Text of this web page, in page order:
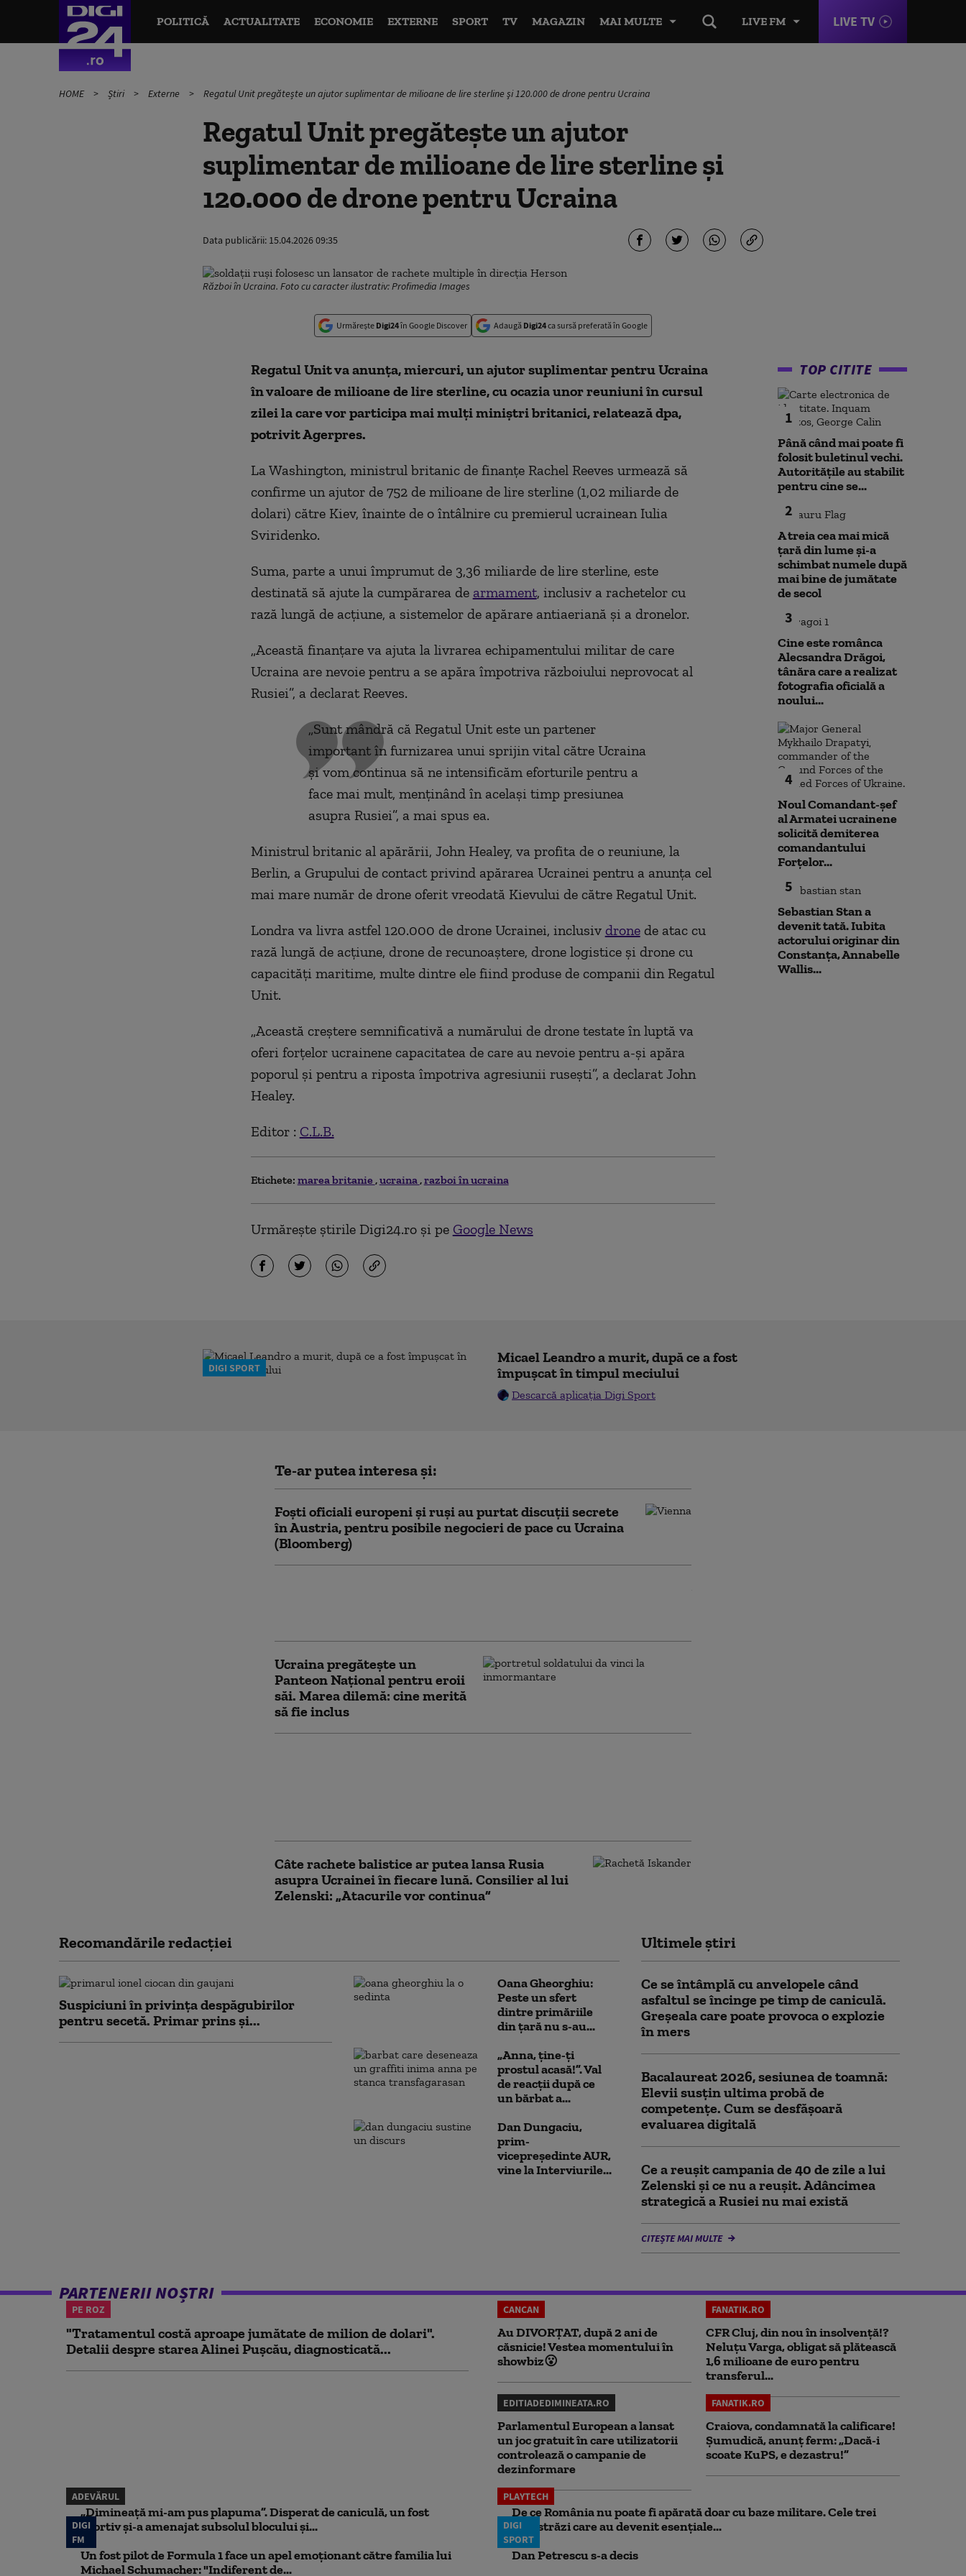
LIVE FM LIVE TV
POLITICĂ ACTUALITATE ECONOMIE EXTERNE SPORT TV MAGAZIN MAI MULTE
HOME Știri Externe Regatul Unit pregătește un ajutor suplimentar de milioane de lire sterline şi 120.000 de drone pentru Ucraina
Regatul Unit pregătește un ajutor
suplimentar de milioane de lire sterline şi
120.000 de drone pentru Ucraina
Data publicării: 15.04.2026 09:35
Război în Ucraina. Foto cu caracter ilustrativ: Profimedia Images
Urmărește Digi24în Google Discover Adaugă Digi24ca sursă preferată în Google
Regatul Unit va anunţa, miercuri, un ajutor suplimentar pentru Ucraina
în valoare de milioane de lire sterline, cu ocazia unor reuniuni în cursul
zilei la care vor participa mai mulţi miniştri britanici, relatează dpa,
potrivit Agerpres.
La Washington, ministrul britanic de finanţe Rachel Reeves urmează să
confirme un ajutor de 752 de milioane de lire sterline (1,02 miliarde de
dolari) către Kiev, înainte de o întâlnire cu premierul ucrainean Iulia
Sviridenko.
Suma, parte a unui împrumut de 3,36 miliarde de lire sterline, este
destinată să ajute la cumpărarea de armament, inclusiv a rachetelor cu
rază lungă de acţiune, a sistemelor de apărare antiaeriană şi a dronelor.
„Această finanţare va ajuta la livrarea echipamentului militar de care
Ucraina are nevoie pentru a se apăra împotriva războiului neprovocat al
Rusiei”, a declarat Reeves.
„Sunt mândră că Regatul Unit este un partener
important în furnizarea unui sprijin vital către Ucraina
şi vom continua să ne intensificăm eforturile pentru a
face mai mult, menţinând în acelaşi timp presiunea
asupra Rusiei”, a mai spus ea.
Ministrul britanic al apărării, John Healey, va profita de o reuniune, la
Berlin, a Grupului de contact privind apărarea Ucrainei pentru a anunţa cel
mai mare număr de drone oferit vreodată Kievului de către Regatul Unit.
Londra va livra astfel 120.000 de drone Ucrainei, inclusiv dronede atac cu
rază lungă de acţiune, drone de recunoaştere, drone logistice şi drone cu
capacităţi maritime, multe dintre ele fiind produse de companii din Regatul
Unit.
„Această creştere semnificativă a numărului de drone testate în luptă va
oferi forţelor ucrainene capacitatea de care au nevoie pentru a-şi apăra
poporul şi pentru a riposta împotriva agresiunii ruseşti”, a declarat John
Healey.
Editor : C.L.B.
Etichete: marea britanie ucraina razboi în ucraina
Urmărește știrile Digi24.ro și pe Google News
TOP CITITE
1
Până când mai poate fi
folosit buletinul vechi.
Autoritățile au stabilit
pentru cine se...
2
A treia cea mai mică
țară din lume și-a
schimbat numele după
mai bine de jumătate
de secol
3
Cine este românca
Alecsandra Drăgoi,
tânăra care a realizat
fotografia oficială a
noului...
4
Noul Comandant-șef
al Armatei ucrainene
solicită demiterea
comandantului
Forțelor...
5
Sebastian Stan a
devenit tată. Iubita
actorului originar din
Constanța, Annabelle
Wallis...
DIGI SPORT
Micael Leandro a murit, după ce a fost
împușcat în timpul meciului
Descarcă aplicația Digi Sport
Te-ar putea interesa și:
Foști oficiali europeni și ruși au purtat discuții secrete
în Austria, pentru posibile negocieri de pace cu Ucraina
(Bloomberg)
Ucraina pregătește un
Panteon Național pentru eroii
săi. Marea dilemă: cine merită
să fie inclus
Câte rachete balistice ar putea lansa Rusia
asupra Ucrainei în fiecare lună. Consilier al lui
Zelenski: „Atacurile vor continua”
Recomandările redacţiei
Suspiciuni în privința despăgubirilor
pentru secetă. Primar prins și...
Oana Gheorghiu:
Peste un sfert
dintre primăriile
din țară nu s-au...
„Anna, ţine-ţi
prostul acasă!”. Val
de reacții după ce
un bărbat a...
Dan Dungaciu,
prim-
vicepreședinte AUR,
vine la Interviurile...
Ultimele știri
Ce se întâmplă cu anvelopele când
asfaltul se încinge pe timp de caniculă.
Greșeala care poate provoca o explozie
în mers
Bacalaureat 2026, sesiunea de toamnă:
Elevii susțin ultima probă de
competențe. Cum se desfășoară
evaluarea digitală
Ce a reușit campania de 40 de zile a lui
Zelenski și ce nu a reușit. Adâncimea
strategică a Rusiei nu mai există
CITEȘTE MAI MULTE
PARTENERII NOȘTRI
PE ROZ
"Tratamentul costă aproape jumătate de milion de dolari".
Detalii despre starea Alinei Pușcău, diagnosticată...
CANCAN
Au DIVORȚAT, după 2 ani de
căsnicie! Vestea momentului în
showbiz😮
FANATIK.RO
CFR Cluj, din nou în insolvență!?
Neluțu Varga, obligat să plătească
1,6 milioane de euro pentru
transferul...
EDITIADEDIMINEATA.RO
Parlamentul European a lansat
un joc gratuit în care utilizatorii
controlează o campanie de
dezinformare
FANATIK.RO
Craiova, condamnată la calificare!
Șumudică, anunț ferm: „Dacă-i
scoate KuPS, e dezastru!”
ADEVĂRUL
„Dimineață mi-am pus plapuma”. Disperat de caniculă, un fost
sportiv și-a amenajat subsolul blocului și...
PLAYTECH
De ce România nu poate fi apărată doar cu baze militare. Cele trei
autostrăzi care au devenit esențiale...
DIGI
FM
Un fost pilot de Formula 1 face un apel emoționant către familia lui
Michael Schumacher: "Indiferent de...
DIGI
SPORT
Dan Petrescu s-a decis